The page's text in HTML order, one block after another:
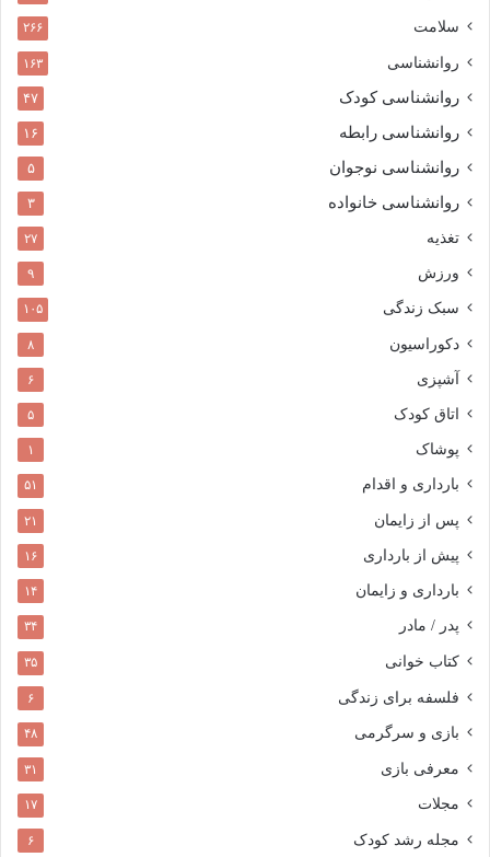
سلامت ۲۶۶
روانشناسی ۱۶۳
روانشناسی کودک ۴۷
روانشناسی رابطه ۱۶
روانشناسی نوجوان ۵
روانشناسی خانواده ۳
تغذیه ۲۷
ورزش ۹
سبک زندگی ۱۰۵
دکوراسیون ۸
آشپزی ۶
اتاق کودک ۵
پوشاک ۱
بارداری و اقدام ۵۱
پس از زایمان ۲۱
پیش از بارداری ۱۶
بارداری و زایمان ۱۴
پدر / مادر ۳۴
کتاب خوانی ۳۵
فلسفه برای زندگی ۶
بازی و سرگرمی ۴۸
معرفی بازی ۳۱
مجلات ۱۷
مجله رشد کودک ۶